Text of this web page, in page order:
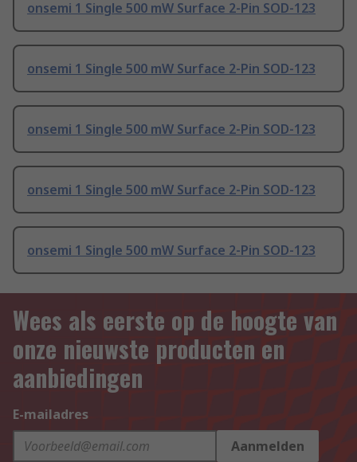
onsemi 1 Single 500 mW Surface 2-Pin SOD-123
onsemi 1 Single 500 mW Surface 2-Pin SOD-123
onsemi 1 Single 500 mW Surface 2-Pin SOD-123
onsemi 1 Single 500 mW Surface 2-Pin SOD-123
onsemi 1 Single 500 mW Surface 2-Pin SOD-123
Wees als eerste op de hoogte van
onze nieuwste producten en
aanbiedingen
E-mailadres
Aanmelden